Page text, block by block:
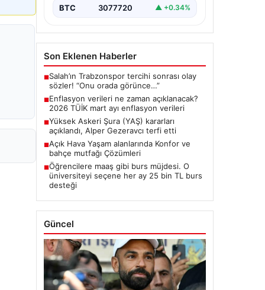
BTC 3077720 ▲ +0.34%
Son Eklenen Haberler
■Salah’ın Trabzonspor tercihi sonrası olay
sözler! “Onu orada görünce…”
■Enflasyon verileri ne zaman açıklanacak?
2026 TÜİK mart ayı enflasyon verileri
■Yüksek Askeri Şura (YAŞ) kararları
açıklandı, Alper Gezeravcı terfi etti
■Açık Hava Yaşam alanlarında Konfor ve
bahçe mutfağı Çözümleri
■Öğrencilere maaş gibi burs müjdesi. O
üniversiteyi seçene her ay 25 bin TL burs
desteği
Güncel